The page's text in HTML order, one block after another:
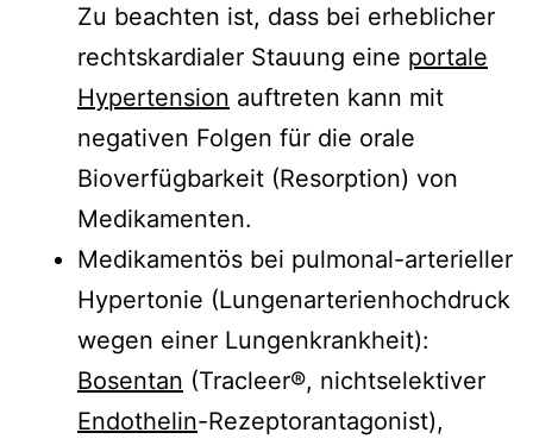
Zu beachten ist, dass bei erheblicher
rechtskardialer Stauung eine portale
Hypertension auftreten kann mit
negativen Folgen für die orale
Bioverfügbarkeit (Resorption) von
Medikamenten.
Medikamentös bei pulmonal-arterieller
Hypertonie (Lungenarterienhochdruck
wegen einer Lungenkrankheit):
Bosentan (Tracleer®, nichtselektiver
Endothelin-Rezeptorantagonist),